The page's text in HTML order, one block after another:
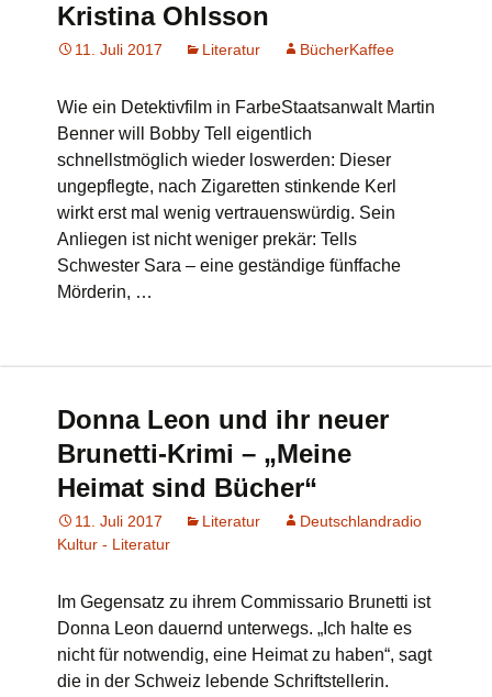
Kristina Ohlsson
11. Juli 2017 Literatur BücherKaffee
Wie ein Detektivfilm in FarbeStaatsanwalt Martin
Benner will Bobby Tell eigentlich
schnellstmöglich wieder loswerden: Dieser
ungepflegte, nach Zigaretten stinkende Kerl
wirkt erst mal wenig vertrauenswürdig. Sein
Anliegen ist nicht weniger prekär: Tells
Schwester Sara – eine geständige fünffache
Mörderin, …
Donna Leon und ihr neuer
Brunetti-Krimi – „Meine
Heimat sind Bücher“
11. Juli 2017 Literatur
Deutschlandradio
Kultur - Literatur
Im Gegensatz zu ihrem Commissario Brunetti ist
Donna Leon dauernd unterwegs. „Ich halte es
nicht für notwendig, eine Heimat zu haben“, sagt
die in der Schweiz lebende Schriftstellerin.